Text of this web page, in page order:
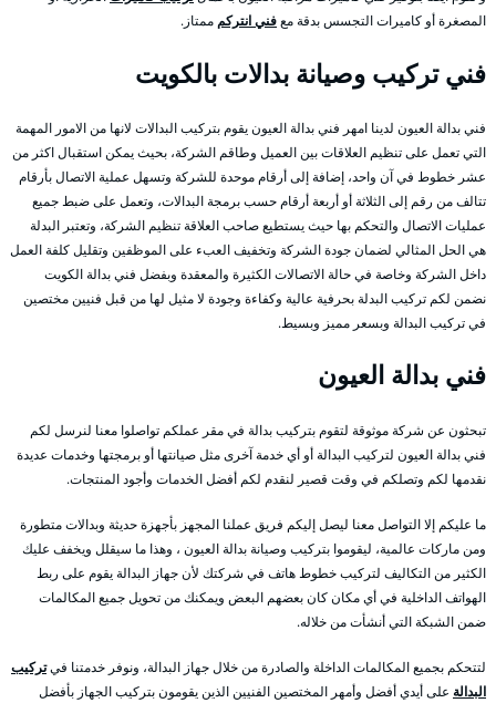
المصغرة أو كاميرات التجسس بدقة معفني انتركمممتاز.
فني تركيب وصيانة بدالات بالكويت
فني بدالة العيون لدينا امهر فني بدالة العيون يقوم بتركيب البدالات لانها من الامور المهمة
التي تعمل على تنظيم العلاقات بين العميل وطاقم الشركة، بحيث يمكن استقبال اكثر من
عشر خطوط في آن واحد، إضافة إلى أرقام موحدة للشركة وتسهل عملية الاتصال بأرقام
تتالف من رقم إلى الثلاثة أو أربعة أرقام حسب برمجة البدالات، وتعمل على ضبط جميع
عمليات الاتصال والتحكم بها حيث يستطيع صاحب العلاقة تنظيم الشركة، وتعتبر البدلة
هي الحل المثالي لضمان جودة الشركة وتخفيف العبء على الموظفين وتقليل كلفة العمل
داخل الشركة وخاصة في حالة الاتصالات الكثيرة والمعقدة وبفضل فني بدالة الكويت
نضمن لكم تركيب البدلة بحرفية عالية وكفاءة وجودة لا مثيل لها من قبل فنيين مختصين
في تركيب البدالة وبسعر مميز وبسيط.
فني بدالة العيون
تبحثون عن شركة موثوقة لتقوم بتركيب بدالة في مقر عملكم تواصلوا معنا لنرسل لكم
فني بدالة العيون لتركيب البدالة أو أي خدمة آخرى مثل صيانتها أو برمجتها وخدمات عديدة
نقدمها لكم وتصلكم في وقت قصير لنقدم لكم أفضل الخدمات وأجود المنتجات.
ما عليكم إلا التواصل معنا ليصل إليكم فريق عملنا المجهز بأجهزة حديثة وبدالات متطورة
ومن ماركات عالمية، ليقوموا بتركيب وصيانة بدالة العيون ، وهذا ما سيقلل ويخفف عليك
الكثير من التكاليف لتركيب خطوط هاتف في شركتك لأن جهاز البدالة يقوم على ربط
الهواتف الداخلية في أي مكان كان بعضهم البعض ويمكنك من تحويل جميع المكالمات
ضمن الشبكة التي أنشأت من خلاله.
لتتحكم بجميع المكالمات الداخلة والصادرة من خلال جهاز البدالة، ونوفر خدمتنا فيتركيب
البدالة على أيدي أفضل وأمهر المختصين الفنيين الذين يقومون بتركيب الجهاز بأفضل